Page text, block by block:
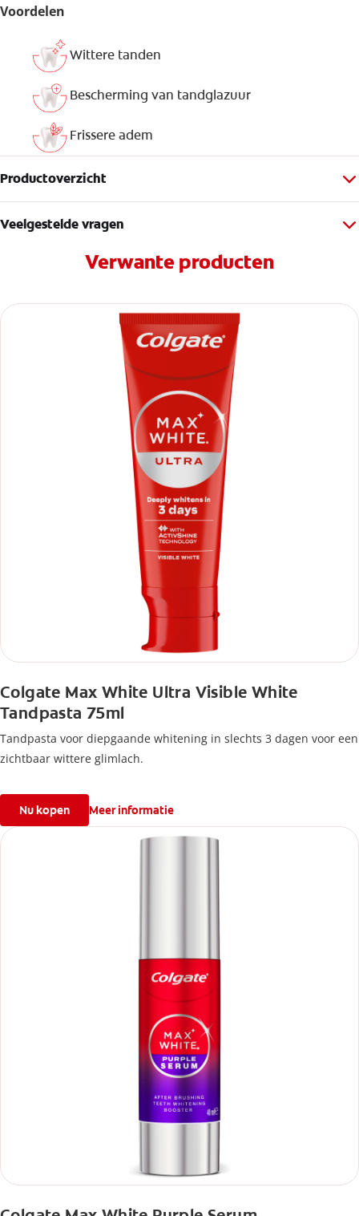
Voordelen
Wittere tanden
Bescherming van tandglazuur
Frissere adem
Productoverzicht
Veelgestelde vragen
Verwante producten
Colgate Max White Ultra Visible White
Tandpasta 75ml
Tandpasta voor diepgaande whitening in slechts 3 dagen voor een
zichtbaar wittere glimlach.
Nu kopen Meer informatie